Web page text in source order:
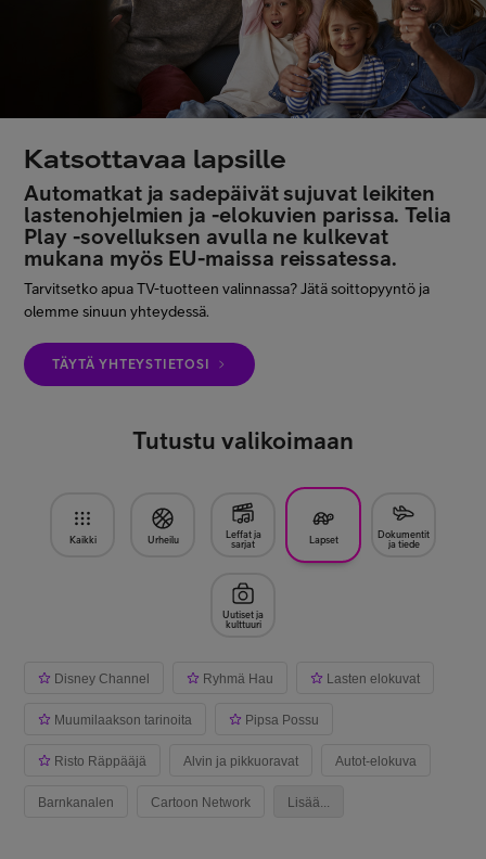
Asiakastuki
Katsottavaa lapsille
Automatkat ja sadepäivät sujuvat leikiten
lastenohjelmien ja -elokuvien parissa. Telia
Play -sovelluksen avulla ne kulkevat
mukana myös EU-maissa reissatessa.
Tarvitsetko apua TV-tuotteen valinnassa? Jätä soittopyyntö ja
olemme sinuun yhteydessä.
TÄYTÄ YHTEYSTIETOSI
Tutustu valikoimaan
Kaikki Urheilu
Leffat ja
sarjat
Lapset
Dokumentit
ja tiede
Uutiset ja
kulttuuri
Disney Channel Ryhmä Hau Lasten elokuvat
Muumilaakson tarinoita Pipsa Possu
Risto Räppääjä Alvin ja pikkuoravat Autot-elokuva
Barnkanalen Cartoon Network Lisää...